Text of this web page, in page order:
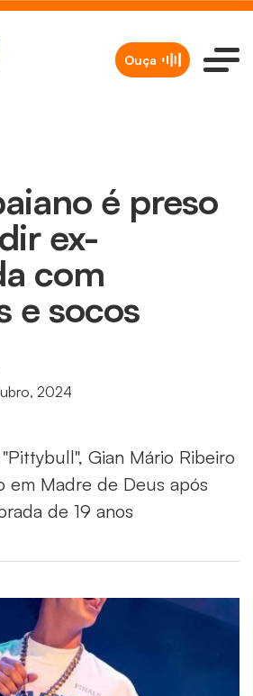
Ouça
é preso
ex-
com
e socos
2024
Gian Mário Ribeiro
em Madre de Deus após
de 19 anos